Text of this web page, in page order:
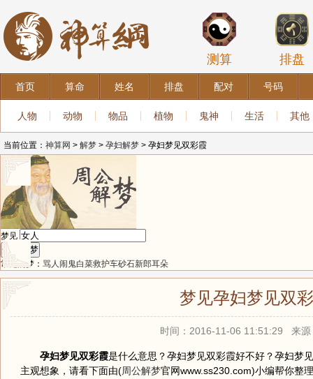
测算 排盘
首页 算命 姓名 排盘 配对 号码
人物 动物 物品 植物 鬼神 生活 其他
当前位置： 神算网 > 解梦 > 孕妇解梦 > 孕妇梦见双彩霞
梦见
常见的梦： 骂人 闹鬼白菜救护车砂石新郎耳朵
梦见孕妇梦见双
时间：2016-11-06 11:51:29 来源
孕妇梦见双彩霞是什么意思？孕妇梦见双彩霞好不好？孕妇梦
主观想象，请看下面由(周公解梦官网www.ss230.com)小编帮你整